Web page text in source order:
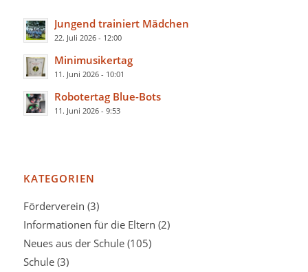
Jungend trainiert Mädchen
22. Juli 2026 - 12:00
Minimusikertag
11. Juni 2026 - 10:01
Robotertag Blue-Bots
11. Juni 2026 - 9:53
KATEGORIEN
Förderverein (3)
Informationen für die Eltern (2)
Neues aus der Schule(105)
Schule(3)